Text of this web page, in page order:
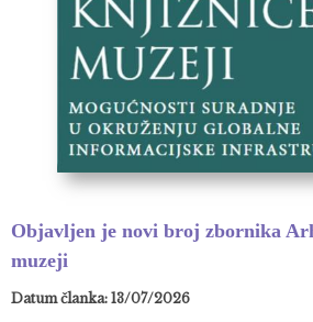
Objavljen je novi broj zbornika
muzeji
Datum članka: 13/07/2026